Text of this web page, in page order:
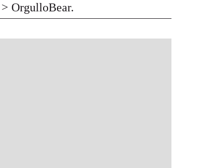
> OrgulloBear.